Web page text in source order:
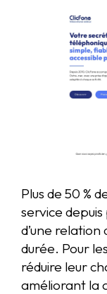
Plus de 50 %
service
d’une
durée. Pour
réduire leur
améliorant la